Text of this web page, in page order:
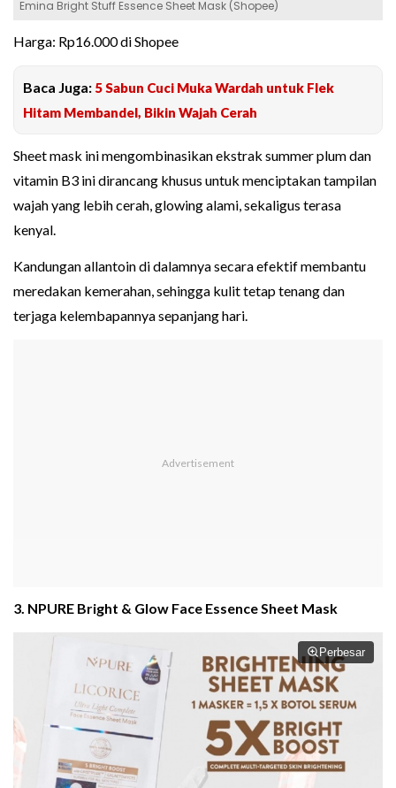
Emina Bright Stuff Essence Sheet Mask (Shopee)
Harga: Rp16.000 di Shopee
Baca Juga: 5 Sabun Cuci Muka Wardah untuk Flek
Hitam Membandel, Bikin Wajah Cerah
Sheet mask ini mengombinasikan ekstrak summer plum dan
vitamin B3 ini dirancang khusus untuk menciptakan tampilan
wajah yang lebih cerah, glowing alami, sekaligus terasa
kenyal.
Kandungan allantoin di dalamnya secara efektif membantu
meredakan kemerahan, sehingga kulit tetap tenang dan
terjaga kelembapannya sepanjang hari.
3. NPURE Bright & Glow Face Essence Sheet Mask
Perbesar